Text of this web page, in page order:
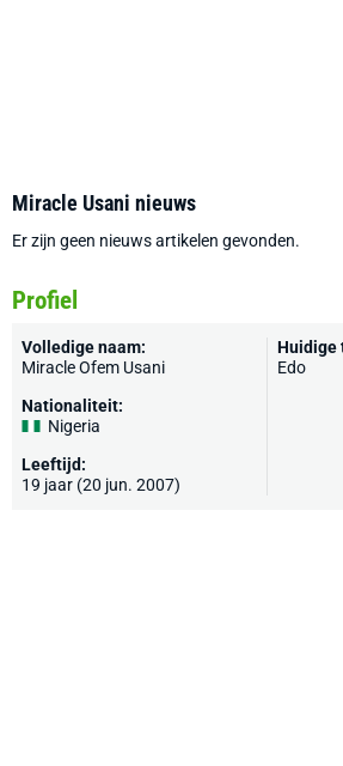
Miracle Usani nieuws
Er zijn geen nieuws artikelen gevonden.
Profiel
Volledige naam:
Miracle Ofem Usani
Nationaliteit:
Nigeria
Leeftijd:
19 jaar (20 jun. 2007)
Huidige
Edo